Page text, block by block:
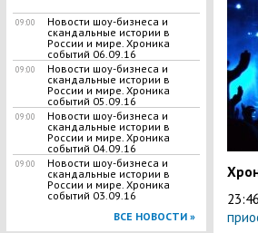
09:00
Новости шоу-бизнеса и
скандальные истории в
России и мире. Хроника
событий 06.09.16
09:00
Новости шоу-бизнеса и
скандальные истории в
России и мире. Хроника
событий 05.09.16
09:00
Новости шоу-бизнеса и
скандальные истории в
России и мире. Хроника
событий 04.09.16
09:00
Новости шоу-бизнеса и
скандальные истории в
России и мире. Хроника
событий 03.09.16
ВСЕ НОВОСТИ »